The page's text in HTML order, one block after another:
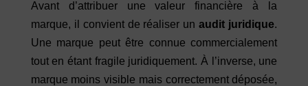
Avant d’attribuer une valeur financière à la
marque, il convient de réaliser unaudit juridique.
Une marque peut être connue commercialement
tout en étant fragile juridiquement. À l’inverse, une
marque moins visible mais correctement déposée,